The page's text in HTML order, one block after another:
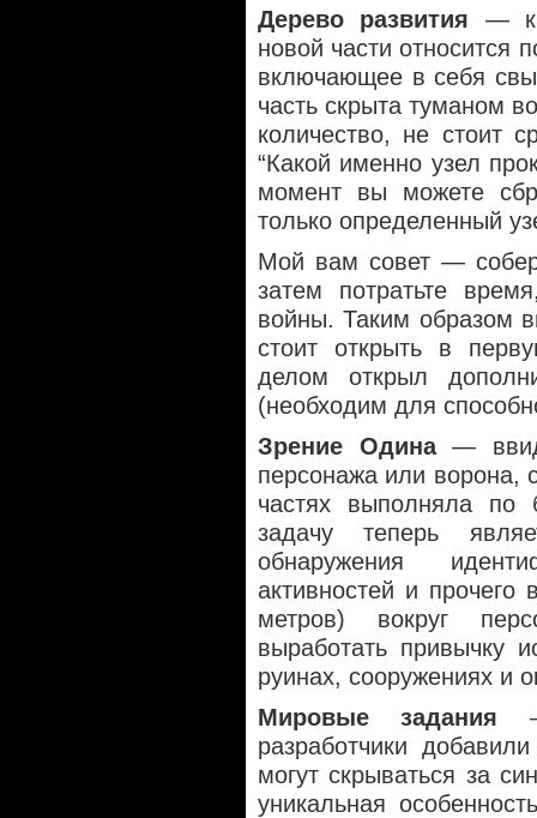
Дерево развития — к
новой части относится
включающее в себя
часть скрыта туманом
количество, не стоит
“Какой именно узел
момент вы можете
только определенный
Мой вам совет —
затем потратьте
войны. Таким образом
стоит открыть в
делом открыл
(необходим для
Зрение Одина—
персонажа или ворона,
частях выполняла по
задачу теперь
обнаружения
активностей и
метров) вокруг
выработать привычку
руинах, сооружениях и
Мировые задания —
разработчики
могут скрываться за
уникальная